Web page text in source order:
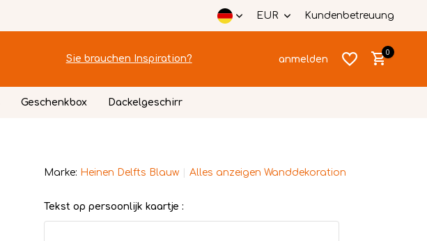
EUR Kundenbetreuung
Sie brauchen Inspiration? anmelden
0
Geschenkbox Dackelgeschirr
Marke: Heinen Delfts Blauw Alles anzeigen Wanddekoration
Tekst op persoonlijk kaartje :